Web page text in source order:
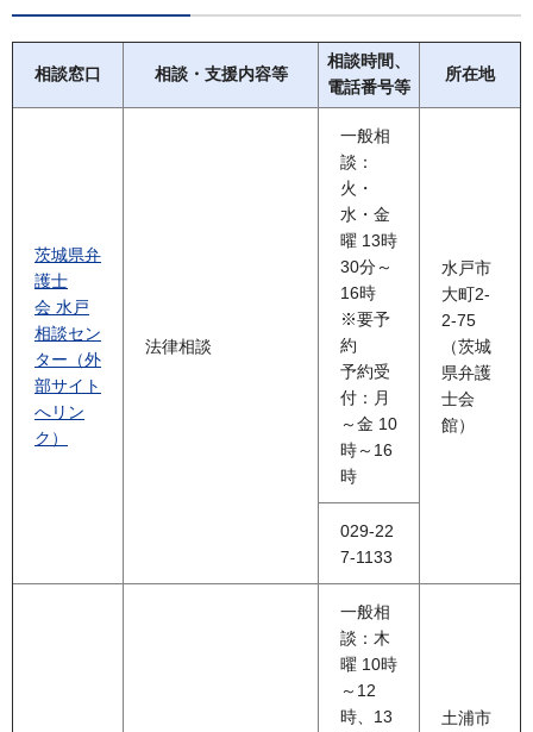
相談窓口 相談・支援内容等
相談時間、
電話番号等
所在地
茨城県弁
護士
会 水戸
相談セン
ター（外
部サイト
へリン
ク）
法律相談
一般相
談：
火・
水・金
曜 13時
30分～
16時
※要予
約
予約受
付：月
～金 10
時～16
時
水戸市
大町2-
2-75
（茨城
県弁護
士会
館）
029-22
7-1133
一般相
談：木
曜 10時
～12
時、13
土浦市